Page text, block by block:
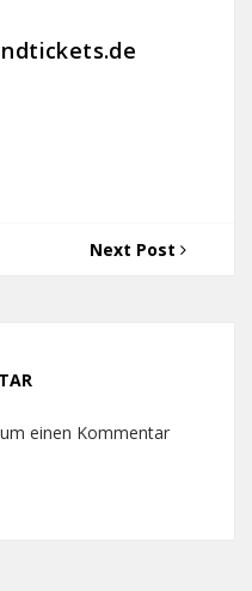
Next Post
einen Kommentar